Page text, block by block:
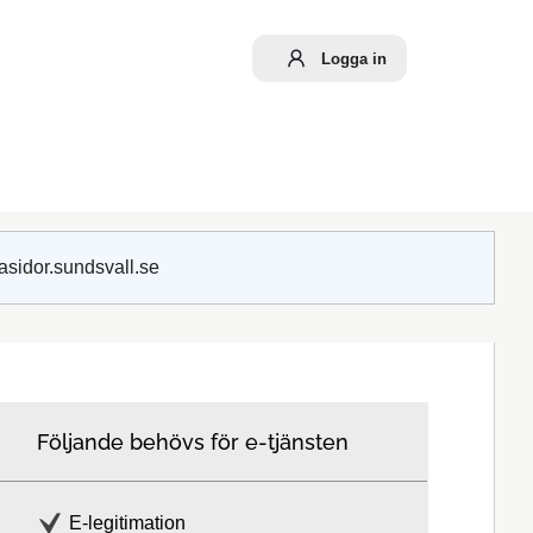
Logga in
Följande behövs för e-tjänsten
E-legitimation